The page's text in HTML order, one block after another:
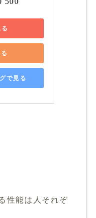
で見る
性能は人それぞ